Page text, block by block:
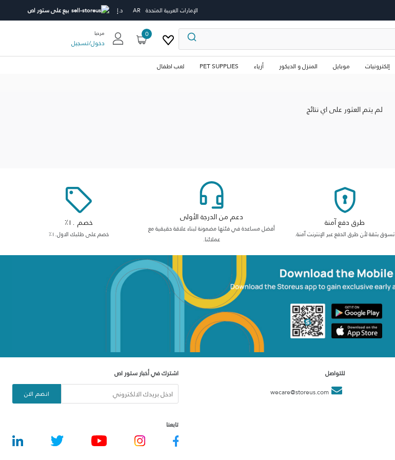
الإمارات العربية المتحدة AR د.إ بيع على ستور اص
0 مرحبا
دخول/تسجيل
إلكترونيات موبايل المنزل و الديكور أزياء PET SUPPLIES
لعب اطفال
لم يتم العثور على اي نتائج
طرق دفع آمنة
تسوق بثقة لأن طرق الدفع عبر الإنترنت آمنة.
دعم من الدرجة الأولى
أفضل مساعدة في فئتها مضمونة لبناء علاقة حقيقية مع
عملائنا.
خصم ١٠٪
خصم على طلبك الاول١٠٪
للتواصل
wecare@storeus.com
اشترك في أخبار ستور اص
انضم الان
تابعنا